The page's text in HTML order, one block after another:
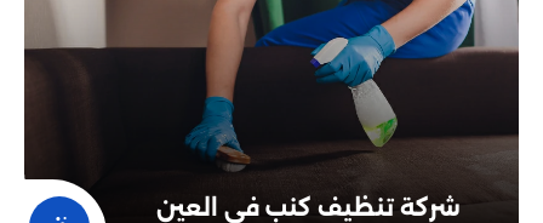
شركة تنظيف كنب في العين